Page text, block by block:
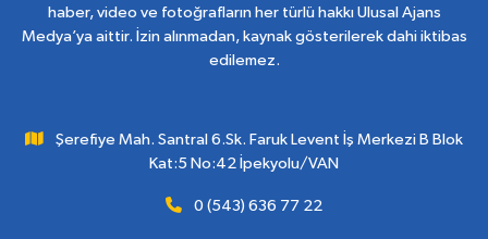
haber, video ve fotoğrafların her türlü hakkı Ulusal Ajans
Medya’ya aittir. İzin alınmadan, kaynak gösterilerek dahi iktibas
edilemez.
Şerefiye Mah. Santral 6.Sk. Faruk Levent İş Merkezi B Blok
Kat:5 No:42 İpekyolu/VAN
0 (543) 636 77 22